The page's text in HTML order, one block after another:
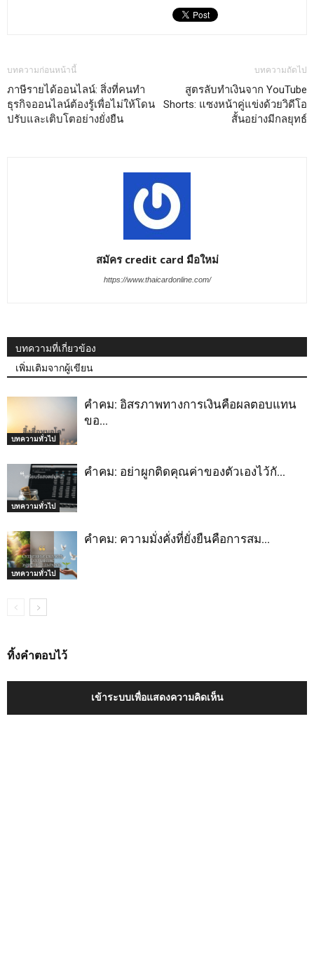
บทความก่อนหน้านี้
ภาษีรายได้ออนไลน์: สิ่งที่คนทำ
ธุรกิจออนไลน์ต้องรู้เพื่อไม่ให้โดน
ปรับและเติบโตอย่างยั่งยืน
บทความถัดไป
สูตรลับทำเงินจาก YouTube
Shorts: แซงหน้าคู่แข่งด้วยวิดีโอ
สั้นอย่างมีกลยุทธ์
สมัคร credit card มือใหม่
https://www.thaicardonline.com/
บทความที่เกี่ยวข้อง
เพิ่มเติมจากผู้เขียน
บทความทั่วไป
คำคม: อิสรภาพทางการเงินคือผลตอบแทน
ขอ…
บทความทั่วไป
คำคม: อย่าผูกติดคุณค่าของตัวเองไว้กั…
บทความทั่วไป
คำคม: ความมั่งคั่งที่ยั่งยืนคือการสม…
ทิ้งคำตอบไว้
เข้าระบบเพื่อแสดงความคิดเห็น